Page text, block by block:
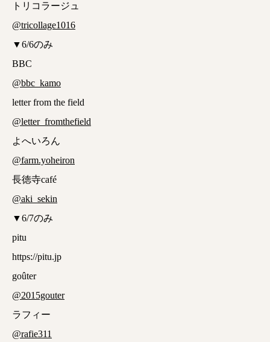
トリコラージュ
@tricollage1016
▼6/6のみ
BBC
@bbc_kamo
letter from the field
@letter_fromthefield
よへいろん
@farm.yoheiron
長徳寺café
@aki_sekin
▼6/7のみ
pitu
https://pitu.jp
goûter
@2015gouter
ラフィー
@rafie311